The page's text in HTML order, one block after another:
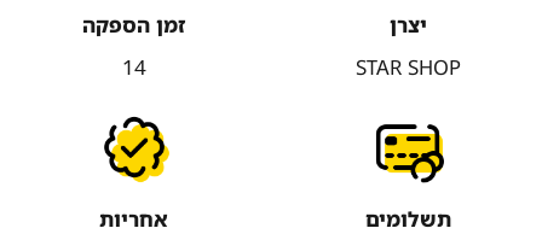
יצרן
STAR SHOP
זמן הספקה
14
תשלומים
אחריות